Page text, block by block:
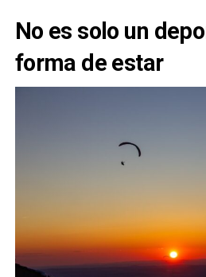
No es solo un
forma de estar